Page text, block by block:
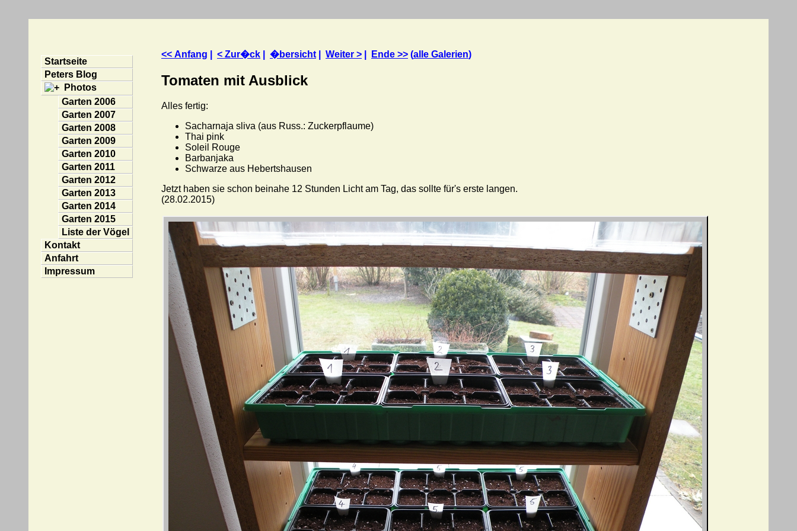
Startseite
Peters Blog
Photos
Garten 2006
Garten 2007
Garten 2008
Garten 2009
Garten 2010
Garten 2011
Garten 2012
Garten 2013
Garten 2014
Garten 2015
Liste der Vögel
Kontakt
Anfahrt
Impressum
<< Anfang < Zur�ck �bersicht Weiter > Ende >> (alle Galerien)
Tomaten mit Ausblick
Alles fertig:
Sacharnaja sliva (aus Russ.: Zuckerpflaume)
Thai pink
Soleil Rouge
Barbanjaka
Schwarze aus Hebertshausen
Jetzt haben sie schon beinahe 12 Stunden Licht am Tag, das sollte für's erste langen.
(28.02.2015)